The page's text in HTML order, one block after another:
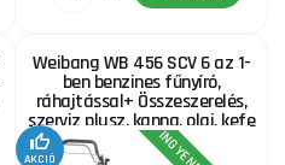
Weibang WB 456 SCV 6 az 1-
ben benzines fűnyíró,
ráhajtással+ Összeszerelés,
szerviz plusz, kanna, olaj, kefe
AKCIÓ